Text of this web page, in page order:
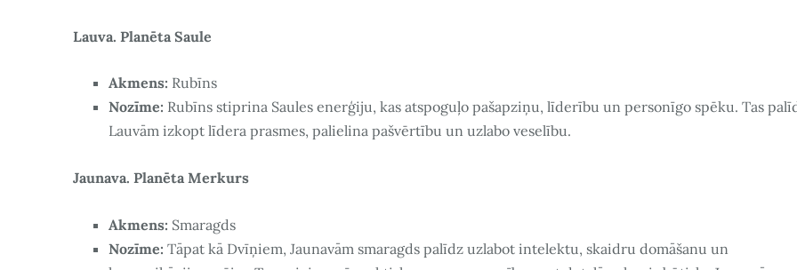
Lauva. Planēta Saule
Akmens: Rubīns
Nozīme: Rubīns stiprina Saules enerģiju, kas atspoguļo pašapziņu, līderību un personīgo spēku. Tas
Lauvām izkopt līdera prasmes, palielina pašvērtību un uzlabo veselību.
Jaunava. Planēta Merkurs
Akmens: Smaragds
Nozīme: Tāpat kā Dvīņiem, Jaunavām smaragds palīdz uzlabot intelektu, skaidru domāšanu un